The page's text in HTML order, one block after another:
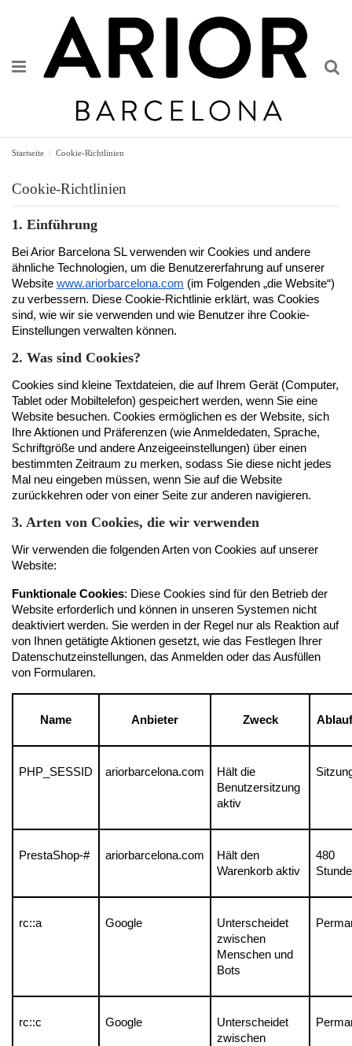
Startseite Cookie-Richtlinien
Cookie-Richtlinien
1. Einführung
Bei Arior Barcelona SL verwenden wir Cookies und andere
ähnliche Technologien, um die Benutzererfahrung auf unserer
Website www.ariorbarcelona.com (im Folgenden „die Website“)
zu verbessern. Diese Cookie-Richtlinie erklärt, was Cookies
sind, wie wir sie verwenden und wie Benutzer ihre Cookie-
Einstellungen verwalten können.
2. Was sind Cookies?
Cookies sind kleine Textdateien, die auf Ihrem Gerät (Computer,
Tablet oder Mobiltelefon) gespeichert werden, wenn Sie eine
Website besuchen. Cookies ermöglichen es der Website, sich
Ihre Aktionen und Präferenzen (wie Anmeldedaten, Sprache,
Schriftgröße und andere Anzeigeeinstellungen) über einen
bestimmten Zeitraum zu merken, sodass Sie diese nicht jedes
Mal neu eingeben müssen, wenn Sie auf die Website
zurückkehren oder von einer Seite zur anderen navigieren.
3. Arten von Cookies, die wir verwenden
Wir verwenden die folgenden Arten von Cookies auf unserer
Website:
Funktionale Cookies: Diese Cookies sind für den Betrieb der
Website erforderlich und können in unseren Systemen nicht
deaktiviert werden. Sie werden in der Regel nur als Reaktion auf
von Ihnen getätigte Aktionen gesetzt, wie das Festlegen Ihrer
Datenschutzeinstellungen, das Anmelden oder das Ausfüllen
von Formularen.
Name Anbieter Zweck
PHP_SESSID ariorbarcelona.com
Hält die
Benutzersitzung
aktiv
PrestaShop-# ariorbarcelona.com
Hält den
Warenkorb aktiv
480
rc::a Google
Unterscheidet
zwischen
Menschen und
Bots
rc::c Google
Unterscheidet
zwischen